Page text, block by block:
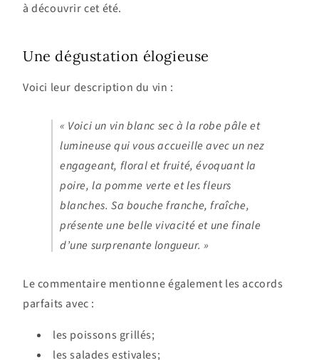
à découvrir cet été.
Une dégustation élogieuse
Voici leur description du vin :
« Voici un vin blanc sec à la robe pâle et
lumineuse qui vous accueille avec un nez
engageant, floral et fruité, évoquant la
poire, la pomme verte et les fleurs
blanches. Sa bouche franche, fraîche,
présente une belle vivacité et une finale
d’une surprenante longueur. »
Le commentaire mentionne également les accords
parfaits avec :
les poissons grillés;
les salades estivales;